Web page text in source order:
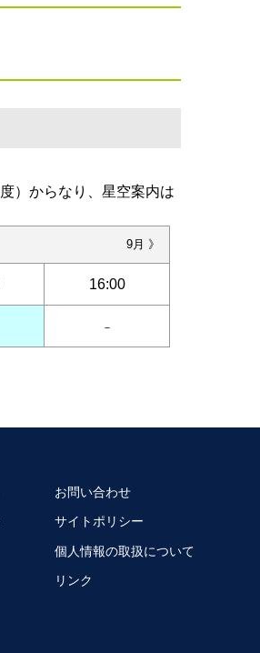
）からなり、星空案内は
9月 》
16:00
－
お問い合わせ
サイトポリシー
個人情報の取扱について
リンク